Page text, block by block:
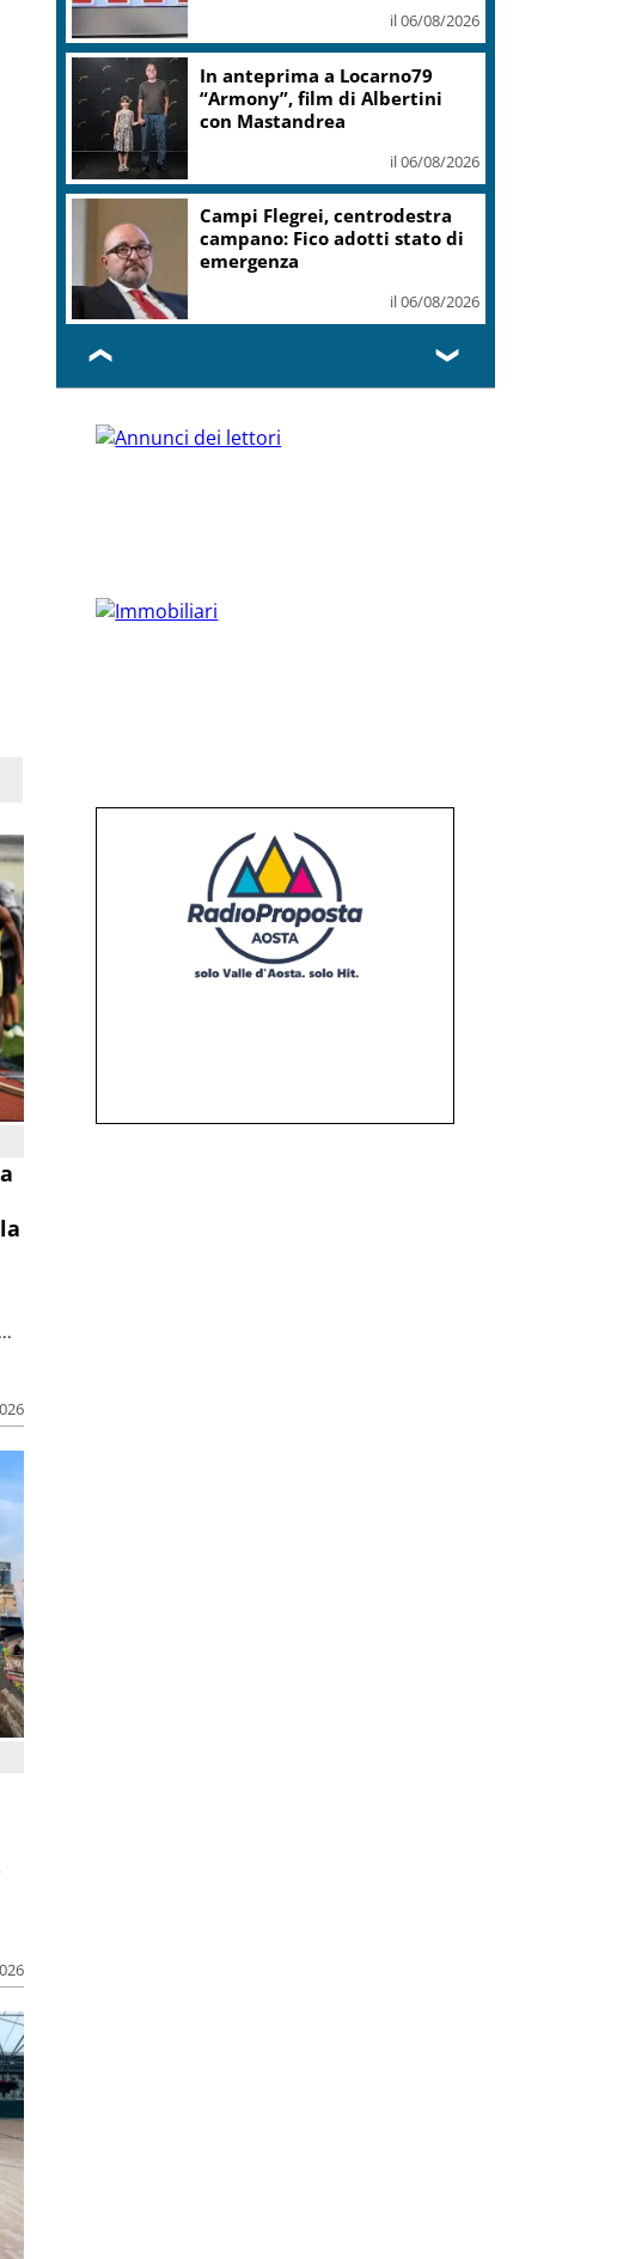
il 06/08/2026
In anteprima a Locarno79
“Armony”, film di Albertini
con Mastandrea
il 06/08/2026
Campi Flegrei, centrodestra
campano: Fico adotti stato di
emergenza
il 06/08/2026
❮ ❯